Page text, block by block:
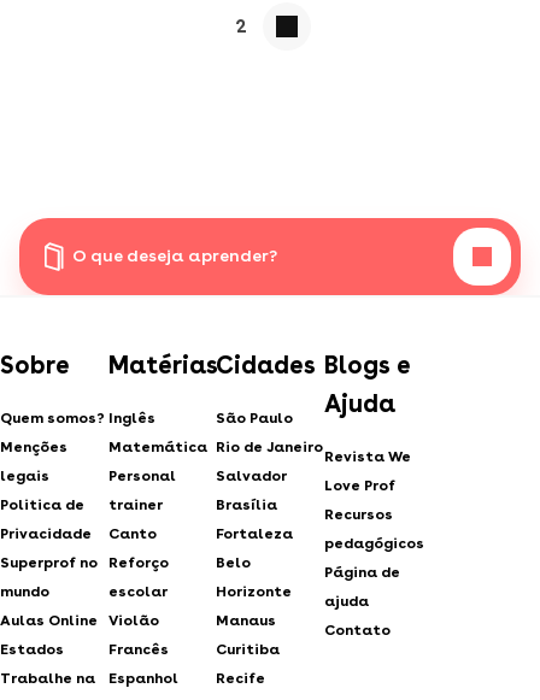
2
O que deseja aprender?
Sobre
Quem somos?
Menções
legais
Politica de
Privacidade
Superprof no
mundo
Aulas Online
Estados
Trabalhe na
Matérias
Inglês
Matemática
Personal
trainer
Canto
Reforço
escolar
Violão
Francês
Espanhol
Cidades
São Paulo
Rio de Janeiro
Salvador
Brasília
Fortaleza
Belo
Horizonte
Manaus
Curitiba
Recife
Blogs e
Ajuda
Revista We
Love Prof
Recursos
pedagógicos
Página de
ajuda
Contato